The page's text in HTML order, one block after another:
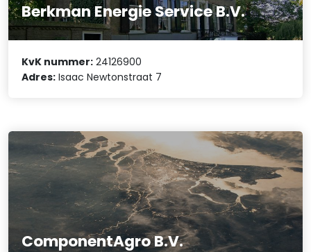
Berkman Energie Service B.V.
KvK nummer: 24126900
Adres: Isaac Newtonstraat 7
ComponentAgro B.V.